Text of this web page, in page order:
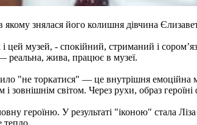
знялася його колишня дівчина
цей музей, - спокійний, стриманий і
реальна, жива, працює в музеї.
"не торкатися" — це внутрішня емоційна
зовнішнім світом. Через рухи, образ
героїню. У результаті "іконою" стала
тепло.